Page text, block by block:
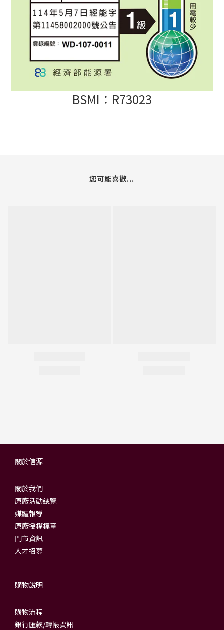
BSMI：R73023
您可能喜歡...
關於信源
關於我們
原廠活動總覽
媒體報導
原廠授權標章
門市資訊
人才招募
購物說明
購物流程
銀行匯款/轉帳資訊